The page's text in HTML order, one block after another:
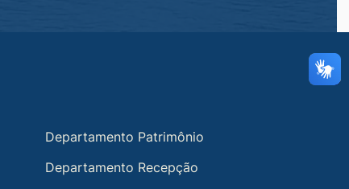
Departamento Patrimônio
Departamento Recepção